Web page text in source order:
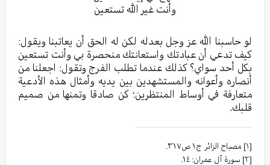
وأنت غير الله تستعين
لو حاسبنا الله عز وجل بعدله لكن له الحق أن يعاتبنا ويقول:
كيف تدعي أن عبادتك واستعانتك منحصرة بي وأنت تستعين
بكل أحد سواي؟ كذلك عندما تطلب الفرج وتقول: اجعلنا من
أنصاره وأعوانه والمستشهدين بين يديه وأمثال هذه الأدعية
متعارفة في أوساط المنتظرين؛ كن صادقا وتمنها من صميم
قلبك.
[١]
مصباح الزائر ج١ ص٣١٧.
[٢]
سورة آل عمران: ١٤.